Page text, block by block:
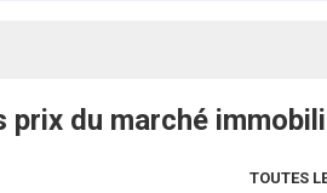
prix du marché
TOUTES